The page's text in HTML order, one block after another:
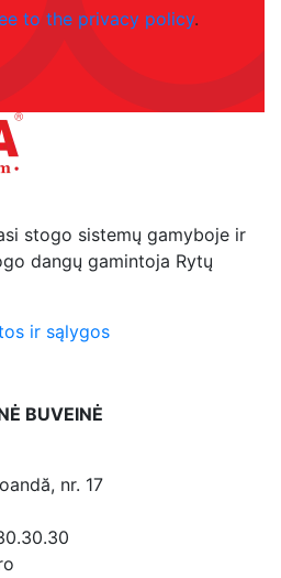
to the privacy policy.
stogo sistemų gamyboje ir
dangų gamintoja Rytų
ir sąlygos
BUVEINĖ
nr. 17